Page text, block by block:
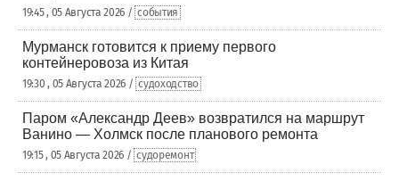
19:45 , 05 Августа 2026 / события
Мурманск готовится к приему первого
контейнеровоза из Китая
19:30 , 05 Августа 2026 / судоходство
Паром «Александр Деев» возвратился на маршрут
Ванино — Холмск после планового ремонта
19:15 , 05 Августа 2026 / судоремонт